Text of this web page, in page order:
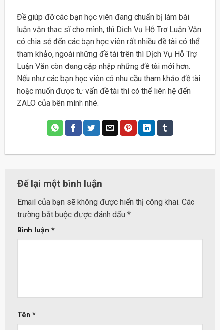
Đề giúp đỡ các bạn học viên đang chuẩn bị làm bài
luận văn thạc sĩ cho mình, thì Dịch Vụ Hỗ Trợ Luận Văn
có chia sẻ đến các bạn học viên rất nhiều đề tài có thể
tham khảo, ngoài những đề tài trên thì Dịch Vụ Hỗ Trợ
Luận Văn còn đang cập nhập những đề tài mới hơn.
Nếu như các bạn học viên có nhu cầu tham khảo đề tài
hoặc muốn được tư vấn đề tài thì có thể liên hệ đến
ZALO của bên mình nhé.
Để lại một bình luận
Email của bạn sẽ không được hiển thị công khai. Các
trường bắt buộc được đánh dấu *
Bình luận *
Tên *